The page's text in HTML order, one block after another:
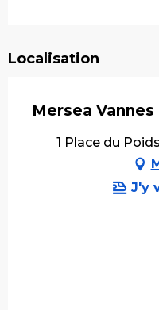
Localisation
Mersea Vannes
1 Place du
J'y